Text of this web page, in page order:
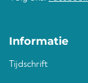
Informatie
Tijdschrift